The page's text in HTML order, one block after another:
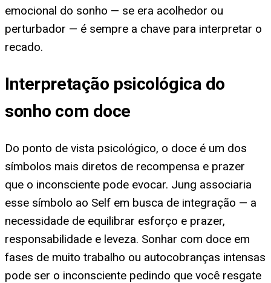
emocional do sonho — se era acolhedor ou
perturbador — é sempre a chave para interpretar o
recado.
Interpretação psicológica do
sonho com doce
Do ponto de vista psicológico, o doce é um dos
símbolos mais diretos de recompensa e prazer
que o inconsciente pode evocar. Jung associaria
esse símbolo ao Self em busca de integração — a
necessidade de equilibrar esforço e prazer,
responsabilidade e leveza. Sonhar com doce em
fases de muito trabalho ou autocobranças intensas
pode ser o inconsciente pedindo que você resgate